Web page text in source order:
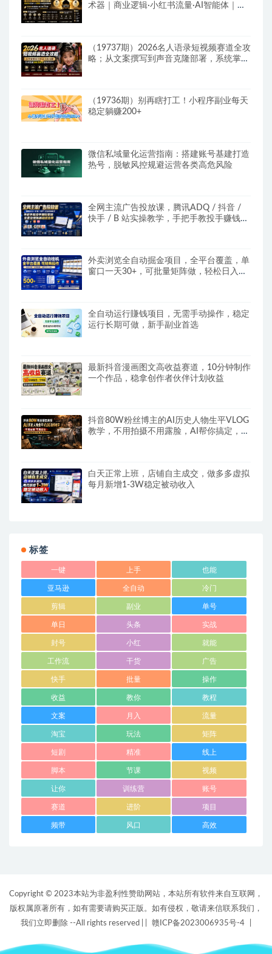
术器｜商业逻辑·小红书流量·AI智能体｜低
（19737期）2026名人语录短视频赛道全攻
略；从文案撰写到声音克隆部署，系统掌握
（19736期）别再瞎打工！小程序副业每天
稳定躺赚200+
微信私域量化运营指南：搭建账号基建打造
热号，脱敏风控规避运营各类高危风险
全网主流广告投放课，腾讯ADQ / 抖音 /
快手 / B 站实操教学，手把手教投手赚钱变
外卖浏览全自动掘金项目，全平台覆盖，单
窗口一天30+，可批量矩阵做，轻松日入
全自动运行賺钱项目，无需手动操作，稳定
运行长期可做，新手副业首选
最新抖音漫画图文高收益赛道，10分钟制作
一个作品，稳拿创作者伙伴计划收益
抖音80W粉丝博主的AI历史人物生平VLOG
教学，不用拍摄不用露脸，AI帮你搞定，轻
白天正常上班，店铺自主成交，做多多虚拟
每月新增1-3W稳定被动收入
标签
一键 上手 也能
亚马逊 全自动 冷门
剪辑 副业 单号
单日 头条 实战
封号 小红 就能
工作流 干货 广告
快手 批量 操作
收益 教你 教程
文案 月入 流量
淘宝 玩法 矩阵
短剧 精准 线上
脚本 节课 视频
让你 训练营 账号
赛道 进阶 项目
频带 风口 高效
Copyright © 2023本站为非盈利性赞助网站，本站所有软件来自互联网，
版权属原著所有，如有需要请购买正版。如有侵权，敬请来信联系我们，
我们立即删除 --All rights reserved |
赣ICP备2023006935号-4